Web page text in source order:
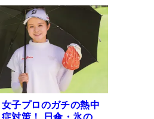
女子プロのガチの熱中